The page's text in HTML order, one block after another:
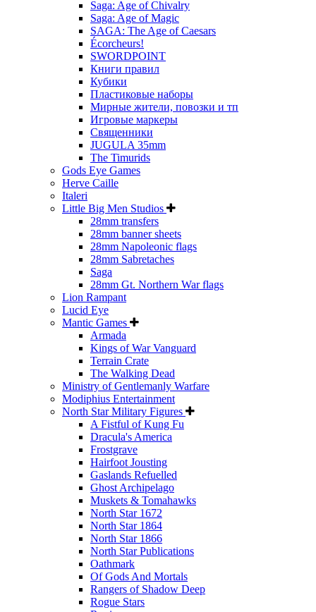
Saga: Age of Chivalry
Saga: Age of Magic
SAGA: The Age of Caesars
Écorcheurs!
SWORDPOINT
Книги правил
Кубики
Пластиковые наборы
Мирные жители, повозки и тп
Игровые маркеры
Священники
JUGULA 35mm
The Timurids
Gods Eye Games
Herve Caille
Italeri
Little Big Men Studios
28mm transfers
28mm banner sheets
28mm Napoleonic flags
28mm Sabretaches
Saga
28mm Gt. Northern War flags
Lion Rampant
Lucid Eye
Mantic Games
Armada
Kings of War Vanguard
Terrain Crate
The Walking Dead
Ministry of Gentlemanly Warfare
Modiphius Entertainment
North Star Military Figures
A Fistful of Kung Fu
Dracula's America
Frostgrave
Hairfoot Jousting
Gaslands Refuelled
Ghost Archipelago
Muskets & Tomahawks
North Star 1672
North Star 1864
North Star 1866
North Star Publications
Oathmark
Of Gods And Mortals
Rangers of Shadow Deep
Rogue Stars